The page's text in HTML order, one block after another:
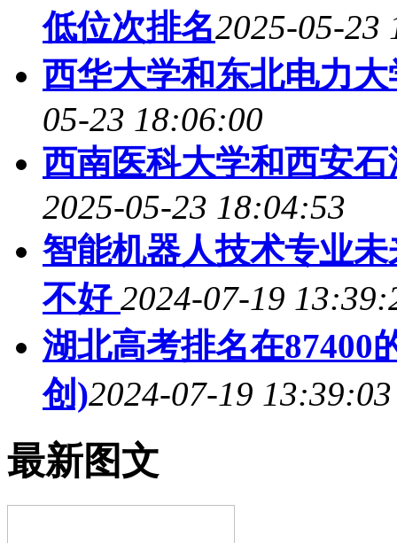
低位次排名2025-05-23
西华大学和东北电力
05-23 18:06:00
西南医科大学和西安
2025-05-23 18:04:53
智能机器人技术专业
不好 2024-07-19
湖北高考排名在87400
创)2024-07-19 13:39:03
最新图文